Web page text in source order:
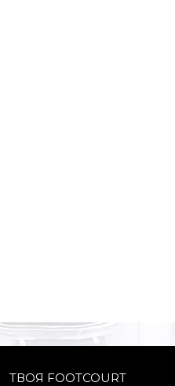
ТВОЯ FOOTCOURT